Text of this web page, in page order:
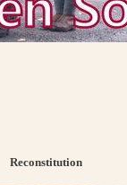
Reconstitution